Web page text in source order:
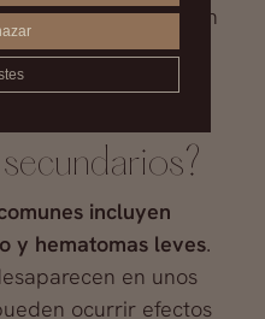
También
y el ejercicio
al tratamiento.
incluyen
y hematomas leves.
en unos
ocurrir efectos